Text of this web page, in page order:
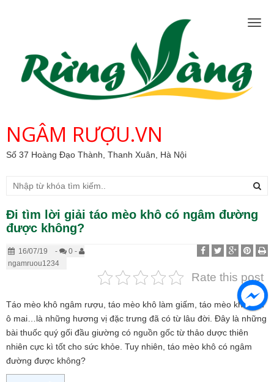
NGÂM RƯỢU.VN
Số 37 Hoàng Đạo Thành, Thanh Xuân, Hà Nội
Đi tìm lời giải táo mèo khô có ngâm đường
được không?
16/07/19 -
0 -
ngamruou1234
Rate this post
Táo mèo khô ngâm rượu, táo mèo khô làm giấm, táo mèo khô làm
ô mai…là những hương vị đặc trưng đã có từ lâu đời. Đây là những
bài thuốc quý gối đầu giường có nguồn gốc từ thảo dược thiên
nhiên cực kì tốt cho sức khỏe. Tuy nhiên, táo mèo khô có ngâm
đường được không?